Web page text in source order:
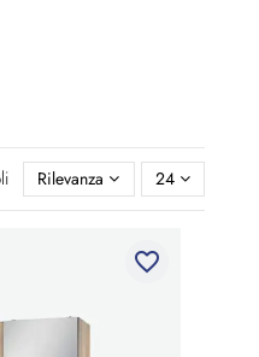
Rilevanza 24
favorite_border